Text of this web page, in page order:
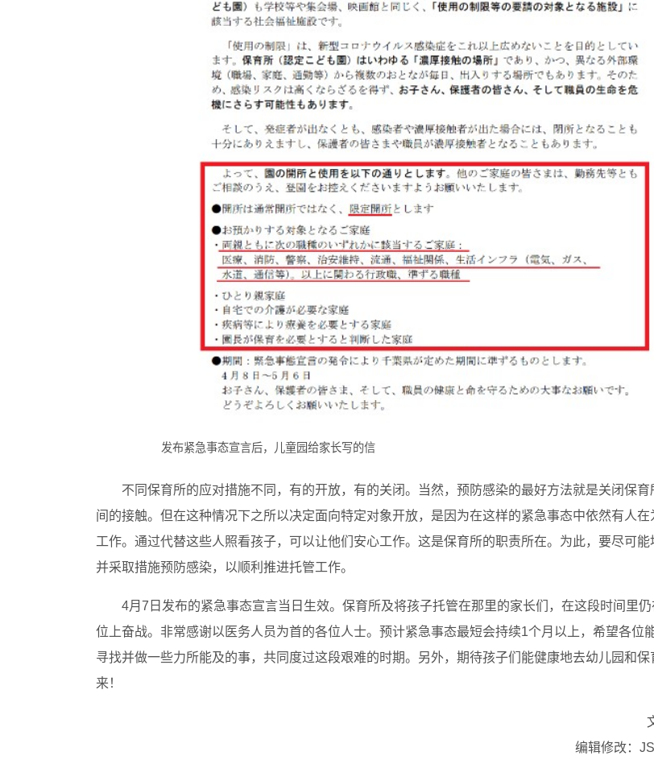
发布紧急事态宣言后，儿童园给家长写的信
不同保育所的应对措施不同，有的开放，有的关闭。当然，预防感染的最好方法就是关闭保育
间的接触。但在这种情况下之所以决定面向特定对象开放，是因为在这样的紧急事态中依然有人在
工作。通过代替这些人照看孩子，可以让他们安心工作。这是保育所的职责所在。为此，要尽可能
并采取措施预防感染，以顺利推进托管工作。
4月7日发布的紧急事态宣言当日生效。保育所及将孩子托管在那里的家长们，在这段时间里
位上奋战。非常感谢以医务人员为首的各位人士。预计紧急事态最短会持续1个月以上，希望各位
寻找并做一些力所能及的事，共同度过这段艰难的时期。另外，期待孩子们能健康地去幼儿园和保
来！
编辑修改：